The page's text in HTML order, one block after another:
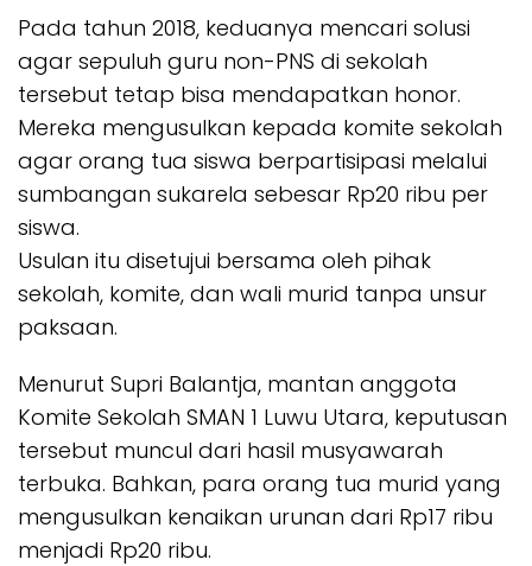
Pada tahun 2018, keduanya mencari solusi
agar sepuluh guru non-PNS di sekolah
tersebut tetap bisa mendapatkan honor.
Mereka mengusulkan kepada komite sekolah
agar orang tua siswa berpartisipasi melalui
sumbangan sukarela sebesar Rp20 ribu per
siswa.
Usulan itu disetujui bersama oleh pihak
sekolah, komite, dan wali murid tanpa unsur
paksaan.
Menurut Supri Balantja, mantan anggota
Komite Sekolah SMAN 1 Luwu Utara, keputusan
tersebut muncul dari hasil musyawarah
terbuka. Bahkan, para orang tua murid yang
mengusulkan kenaikan urunan dari Rp17 ribu
menjadi Rp20 ribu.